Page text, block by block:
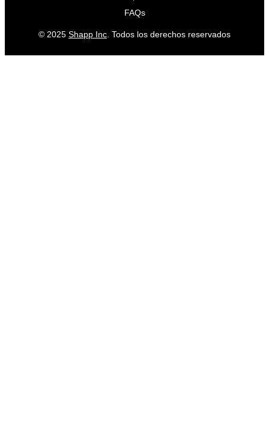
FAQs
© 2025 Shapp Inc . Todos los derechos reservados